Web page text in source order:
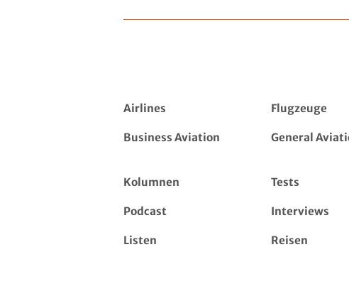
Airlines Flugzeuge
Business Aviation General
Kolumnen Tests
Podcast Interviews
Listen Reisen